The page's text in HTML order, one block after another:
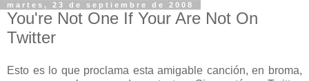
martes, 23 de septiembre de 2008
You're Not One If Your Are Not On
Twitter
Esto es lo que proclama esta amigable canción, en broma,